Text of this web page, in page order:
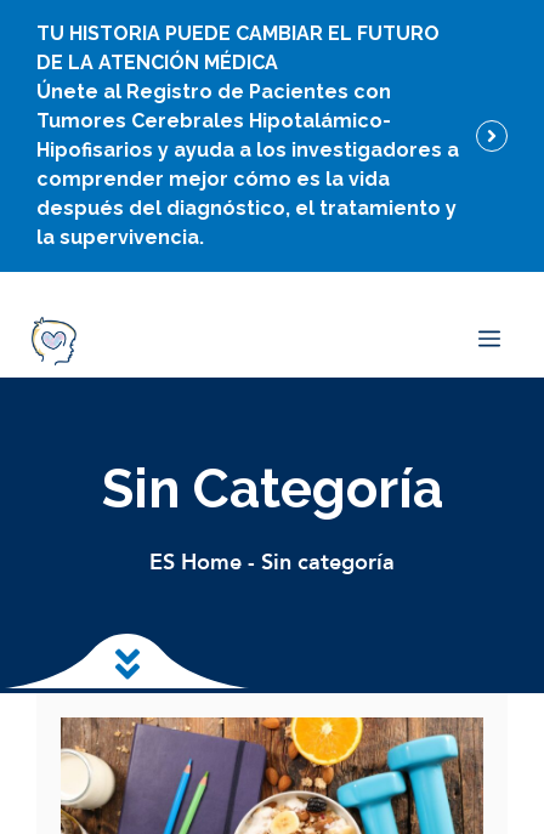
contenido
TU HISTORIA PUEDE CAMBIAR EL FUTURO
DE LA ATENCIÓN MÉDICA
Únete al Registro de Pacientes con
Tumores Cerebrales Hipotalámico-
Hipofisarios y ayuda a los investigadores a
comprender mejor cómo es la vida
después del diagnóstico, el tratamiento y
la supervivencia.
Sin Categoría
ES Home - Sin categoría
Ir al contenido principal